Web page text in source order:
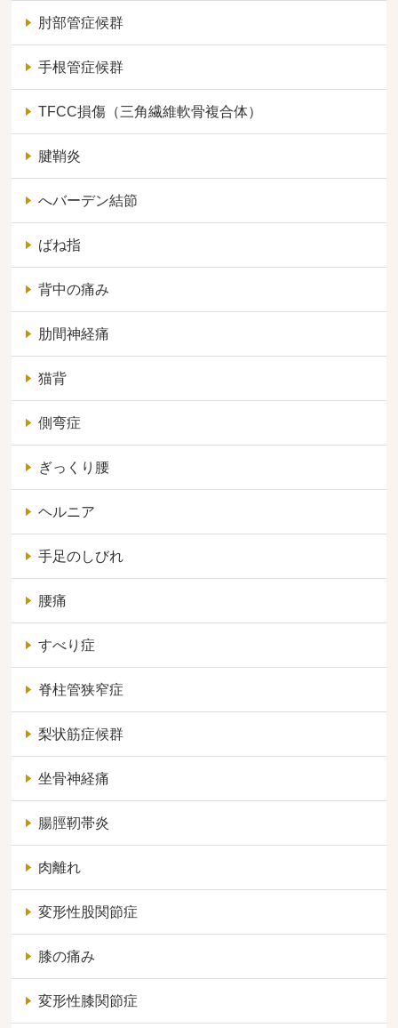
肘部管症候群
手根管症候群
TFCC損傷（三角繊維軟骨複合体）
腱鞘炎
へバーデン結節
ばね指
背中の痛み
肋間神経痛
猫背
側弯症
ぎっくり腰
ヘルニア
手足のしびれ
腰痛
すべり症
脊柱管狭窄症
梨状筋症候群
坐骨神経痛
腸脛靭帯炎
肉離れ
変形性股関節症
膝の痛み
変形性膝関節症